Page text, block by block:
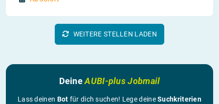
WEITERE STELLEN LADEN
DeineAUBI-plus Jobmail
Lass deinen Bot für dich suchen! Lege deineSuchkriterien